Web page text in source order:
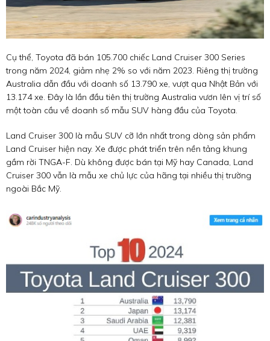
Cụ thể, Toyota đã bán 105.700 chiếc Land Cruiser 300 Series
trong năm 2024, giảm nhẹ 2% so với năm 2023. Riêng thị trường
Australia dẫn đầu với doanh số 13.790 xe, vượt qua Nhật Bản với
13.174 xe. Đây là lần đầu tiên thị trường Australia vươn lên vị trí số
một toàn cầu về doanh số mẫu SUV hàng đầu của Toyota.
Land Cruiser 300 là mẫu SUV cỡ lớn nhất trong dòng sản phẩm
Land Cruiser hiện nay. Xe được phát triển trên nền tảng khung
gầm rời TNGA-F. Dù không được bán tại Mỹ hay Canada, Land
Cruiser 300 vẫn là mẫu xe chủ lực của hãng tại nhiều thị trường
ngoài Bắc Mỹ.